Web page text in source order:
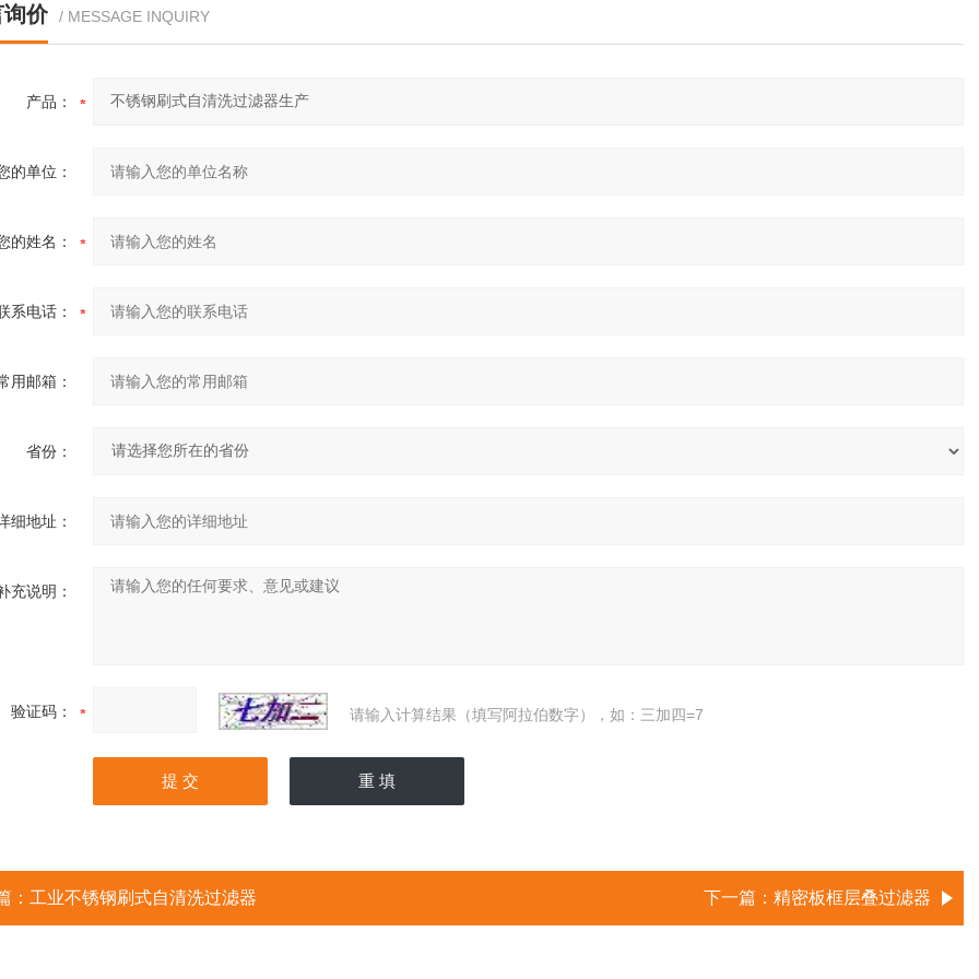
价 / MESSAGE INQUIRY
产品：
的单位：
的姓名：
系电话：
用邮箱：
省份：
细地址：
充说明：
验证码： 请输入计算结果（填写阿拉伯数字），如：三加四=7
： 工业不锈钢刷式自清洗过滤器 下一篇： 精密板框层叠过滤器